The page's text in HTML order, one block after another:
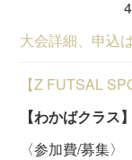
4チ
大会詳細、申込
【Z FUTSAL
【わかばクラス
〈参加費/募集